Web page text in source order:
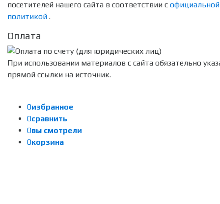
посетителей нашего сайта в соответствии с официальной
политикой .
Оплата
При использовании материалов с сайта обязательно
прямой ссылки на источник.
0избранное
0сравнить
0вы смотрели
0корзина